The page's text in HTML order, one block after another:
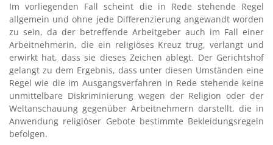
Im vorliegenden Fall scheint die in Rede stehende Regel
allgemein und ohne jede Differenzierung angewandt worden
zu sein, da der betreffende Arbeitgeber auch im Fall einer
Arbeitnehmerin, die ein religiöses Kreuz trug, verlangt und
erwirkt hat, dass sie dieses Zeichen ablegt. Der Gerichtshof
gelangt zu dem Ergebnis, dass unter diesen Umständen eine
Regel wie die im Ausgangsverfahren in Rede stehende keine
unmittelbare Diskriminierung wegen der Religion oder der
Weltanschauung gegenüber Arbeitnehmern darstellt, die in
Anwendung religiöser Gebote bestimmte Bekleidungsregeln
befolgen.